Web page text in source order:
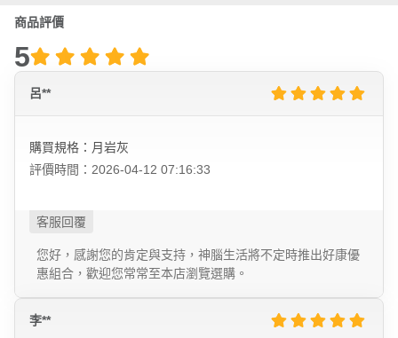
商品評價
5
呂**
購買規格：月岩灰
評價時間：2026-04-12 07:16:33
您好，感謝您的肯定與支持，神腦生活將不定時推出好康優
惠組合，歡迎您常常至本店瀏覽選購。
李**